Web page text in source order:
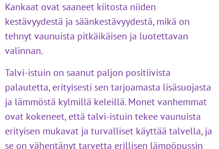
Kankaat ovat saaneet kiitosta niiden
kestävyydestä ja säänkestävyydestä, mikä on
tehnyt vaunuista pitkäikäisen ja luotettavan
valinnan.
Talvi-istuin on saanut paljon positiivista
palautetta, erityisesti sen tarjoamasta lisäsuojasta
ja lämmöstä kylmillä keleillä. Monet vanhemmat
ovat kokeneet, että talvi-istuin tekee vaunuista
erityisen mukavat ja turvalliset käyttää talvella, ja
se on vähentänyt tarvetta erillisen lämpöpussin